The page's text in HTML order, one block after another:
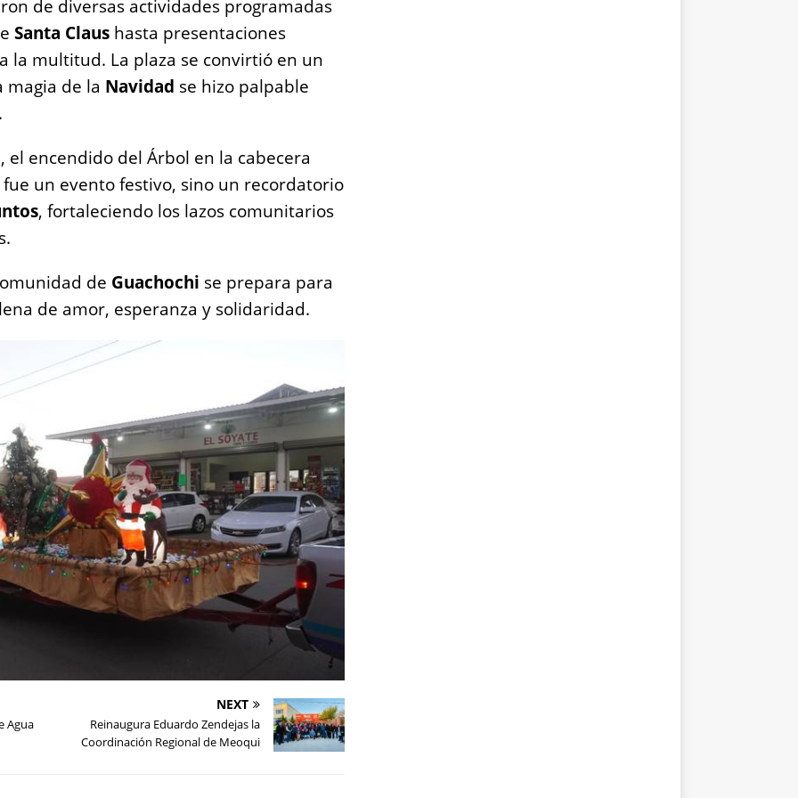
de diversas actividades programadas
Santa Claus hasta presentaciones
la multitud. La plaza se convirtió en un
magia de la Navidad se hizo palpable
el encendido del Árbol en la cabecera
fue un evento festivo, sino un recordatorio
, fortaleciendo los lazos comunitarios
de Guachochi se prepara para
de amor, esperanza y solidaridad.
Agua
NEXT
Reinaugura Eduardo Zendejas la
Coordinación Regional de Meoqui